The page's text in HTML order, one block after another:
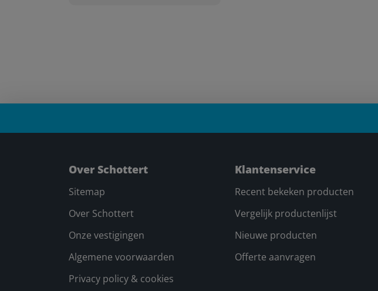
Over Schottert
Sitemap
Over Schottert
Onze vestigingen
Algemene voorwaarden
Privacy policy & cookies
Klantenservice
Recent bekeken producten
Vergelijk productenlijst
Nieuwe producten
Offerte aanvragen